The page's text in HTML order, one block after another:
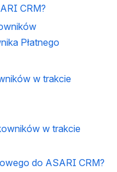
CRM?
Płatnego
w trakcie
w trakcie
do ASARI CRM?